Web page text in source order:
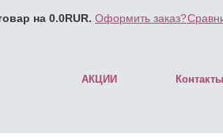
на 0.0RUR. Оформить заказ?
АКЦИИ Контакты